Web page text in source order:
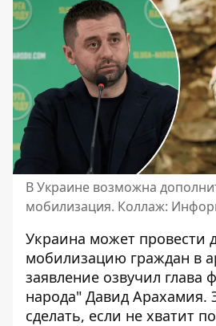
В Украине возможна
мобилизация. Коллаж:
Украина может провести
мобилизацию граждан в
заявление озвучил глава
народа" Давид Арахамия.
сделать, если не хватит